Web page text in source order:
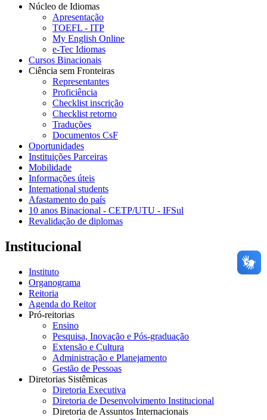
Núcleo de Idiomas
Apresentação
TOEFL - ITP
My English Online
e-Tec Idiomas
Cursos Binacionais
Ciência sem Fronteiras
Representantes
Proficiência
Checklist inscrição
Checklist retorno
Traduções
Documentos CsF
Oportunidades
Instituições Parceiras
Mobilidade
Informações úteis
International students
Afastamento do país
10 anos Binacional - CETP/UTU - IFSul
Revalidação de diplomas
Institucional
Instituto
Organograma
Reitoria
Agenda do Reitor
Pró-reitorias
Ensino
Pesquisa, Inovação e Pós-graduação
Extensão e Cultura
Administração e Planejamento
Gestão de Pessoas
Diretorias Sistêmicas
Diretoria Executiva
Diretoria de Desenvolvimento Institucional
Diretoria de Assuntos Internacionais